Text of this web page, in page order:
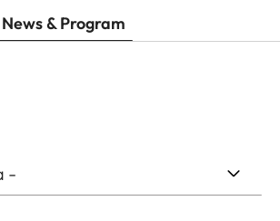
News & Program